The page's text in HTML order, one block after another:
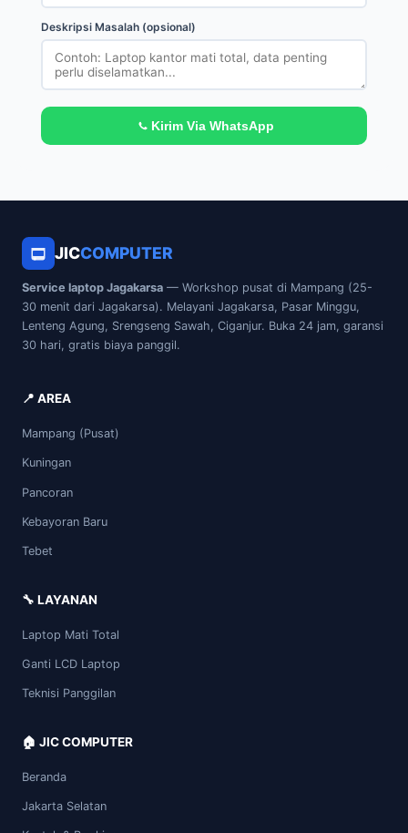
Deskripsi Masalah (opsional)
Kirim Via WhatsApp
JICCOMPUTER
Service laptop Jagakarsa — Workshop pusat di Mampang (25-
30 menit dari Jagakarsa). Melayani Jagakarsa, Pasar Minggu,
Lenteng Agung, Srengseng Sawah, Ciganjur. Buka 24 jam, garansi
30 hari, gratis biaya panggil.
📍 AREA
Mampang (Pusat)
Kuningan
Pancoran
Kebayoran Baru
Tebet
🔧 LAYANAN
Laptop Mati Total
Ganti LCD Laptop
Teknisi Panggilan
🏠 JIC COMPUTER
Beranda
Jakarta Selatan